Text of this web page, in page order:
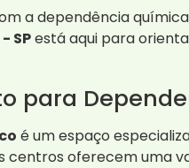
a dependência
SPestá aqui para
para
é um espaço
oferecem uma